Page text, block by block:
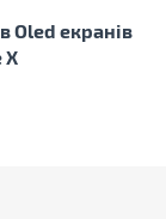
Oled екранів
X